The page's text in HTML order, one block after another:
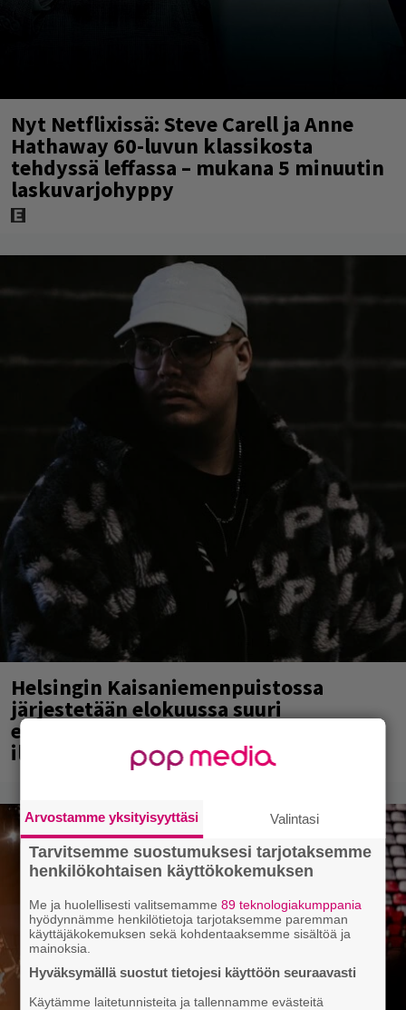
Nyt Netflixissä: Steve Carell ja Anne
Hathaway 60-luvun klassikosta
tehdyssä leffassa – mukana 5 minuutin
laskuvarjohyppy
Helsingin Kaisaniemenpuistossa
järjestetään elokuussa suuri
elektronisen tanssimusiikin
ilmaistapahtuma
Arvostamme yksityisyyttäsi Valintasi
Tarvitsemme suostumuksesi tarjotaksemme
henkilökohtaisen käyttökokemuksen
Me ja huolellisesti valitsemamme89 teknologiakumppania
hyödynnämme henkilötietoja tarjotaksemme paremman
käyttäjäkokemuksen sekä kohdentaaksemme sisältöä ja
mainoksia.
Hyväksymällä suostut tietojesi käyttöön seuraavasti
Käytämme laitetunnisteita ja tallennamme evästeitä